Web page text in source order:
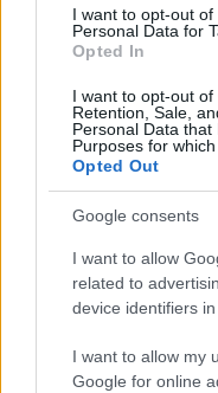
I want to opt-out
Personal Data for
Opted In
I want to opt-out of
Retention, Sale,
Personal Data
Purposes for
Opted Out
Google consents
I want to allow
related to
device identifiers in
I want to allow my
Google for online